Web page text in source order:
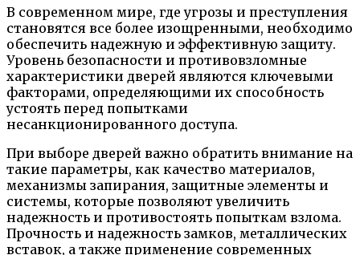
В современном мире, где угрозы и преступления
становятся все более изощренными, необходимо
обеспечить надежную и эффективную защиту.
Уровень безопасности и противовзломные
характеристики дверей являются ключевыми
факторами, определяющими их способность
устоять перед попытками
несанкционированного доступа.
При выборе дверей важно обратить внимание на
такие параметры, как качество материалов,
механизмы запирания, защитные элементы и
системы, которые позволяют увеличить
надежность и противостоять попыткам взлома.
Прочность и надежность замков, металлических
вставок, а также применение современных